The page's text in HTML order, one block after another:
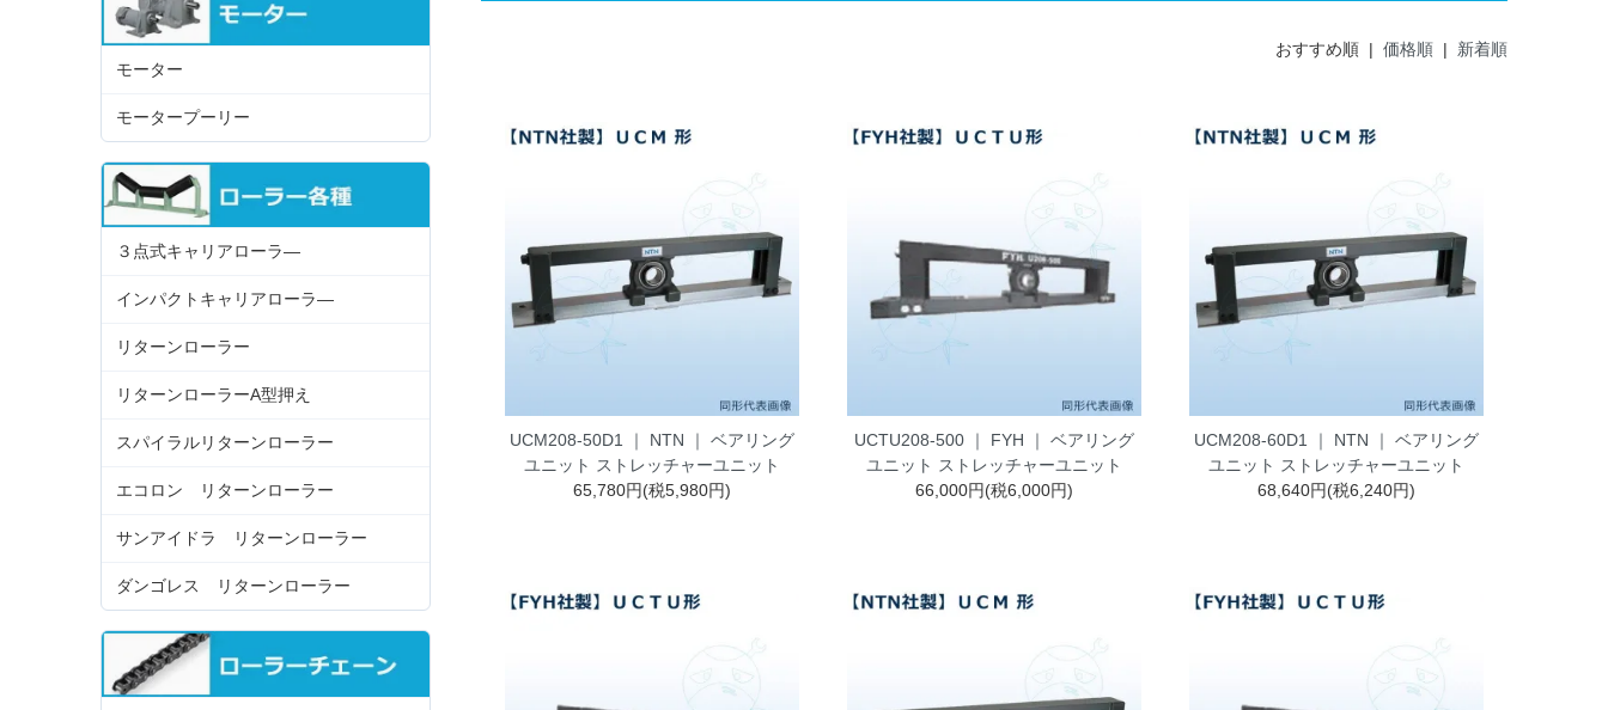
おすすめ順 | 価格順 | 新着順
UCM208-50D1 ｜ NTN ｜ ベアリング
ユニット ストレッチャーユニット
65,780円(税5,980円)
UCTU208-500 ｜ FYH ｜ ベアリング
ユニット ストレッチャーユニット
66,000円(税6,000円)
UCM208-60D1 ｜ NTN ｜ ベアリング
ユニット ストレッチャーユニット
68,640円(税6,240円)
モーター
モータープーリー
３点式キャリアローラ―
インパクトキャリアローラ―
リターンローラー
リターンローラーA型押え
スパイラルリターンローラー
エコロン リターンローラー
サンアイドラ リターンローラー
ダンゴレス リターンローラー